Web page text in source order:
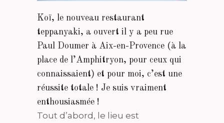
Koï, le nouveau restaurant
teppanyaki, a ouvert il y a peu rue
Paul Doumer à Aix-en-Provence (à la
place de l’Amphitryon, pour ceux qui
connaissaient) et pour moi, c’est une
réussite totale ! Je suis vraiment
enthousiasmée !
Tout d’abord, le lieu est